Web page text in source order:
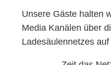
Unsere Gäste halten
Media Kanälen über
Ladesäulennetzes